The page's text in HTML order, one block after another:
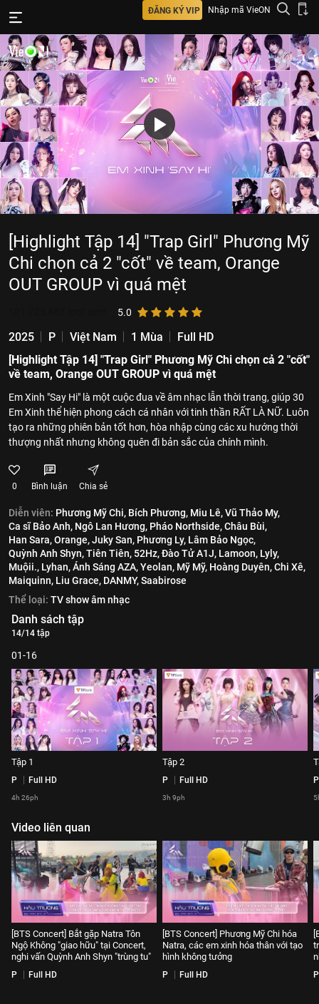
ĐĂNG KÝ VIP Nhập mã VieON
[Highlight Tập 14] "Trap Girl" Phương Mỹ
Chi chọn cả 2 "cốt" về team, Orange
OUT GROUP vì quá mệt
5.0
2025 P Việt Nam 1 Mùa
Full HD
[Highlight Tập 14] "Trap Girl" Phương Mỹ Chi chọn cả 2 "cốt"
về team, Orange OUT GROUP vì quá mệt
Em Xinh "Say Hi" là một cuộc đua về âm nhạc lẫn thời trang, giúp 30
Em Xinh thể hiện phong cách cá nhân với tinh thần RẤT LÀ NỮ. Luôn
tạo ra những phiên bản tốt hơn, hòa nhập cùng các xu hướng thời
thượng nhất nhưng không quên đi bản sắc của chính mình.
0 Bình luận Chia sẻ
Diễn viên: Phương Mỹ Chi, Bích Phương, Miu Lê,Vũ Thảo My,
Ca sĩ Bảo Anh, Ngô Lan Hương, Pháo Northside,Châu Bùi,
Han Sara,Orange,Juky San, Phương Ly, Lâm Bảo Ngọc,
Quỳnh Anh Shyn,Tiên Tiên, 52Hz,Đào Tử A1J, Lamoon, Lyly,
Muộii., Lyhan,Ánh Sáng AZA,Yeolan, Mỹ Mỹ, Hoàng Duyên,Chi Xê,
Maiquinn, Liu Grace, DANMY,Saabirose
Thể loại: TV show âm nhạc
Danh sách tập
14/14 tập
01-16
Tập 1
P Full HD
4h 26ph
Tập 2
P Full HD
3h 9ph
P
Video liên quan
[BTS Concert] Bắt gặp Natra Tôn
Ngộ Không "giao hữu" tại Concert,
nghi vấn Quỳnh Anh Shyn "trùng tu"
P Full HD
[BTS Concert] Phương Mỹ Chi hóa
Natra, các em xinh hóa thân với tạo
hình không tưởng
P Full HD P